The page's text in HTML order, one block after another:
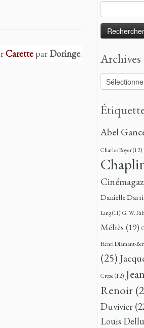
Carette par Doringe. Archives
Archives
Abel
Charles Boyer(12)
Danielle
Lang(11) G. W.
Méliès (19)
Henri Diamant-
(25)
Croze (12)
Renoir
Duvivier
Louis